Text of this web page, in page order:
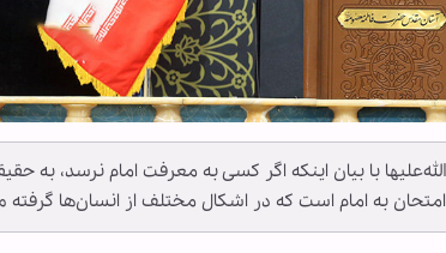
با بیان اینکه اگر کسی به معرفت امام نرسد، به
به امام است که در اشکال مختلف از انسان‌ها